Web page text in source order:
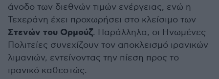
άνοδο των διεθνών τιμών ενέργειας, ενώ η
Τεχεράνη έχει προχωρήσει στο κλείσιμο των
Στενών του Ορμούζ. Παράλληλα, οι Ηνωμένες
Πολιτείες συνεχίζουν τον αποκλεισμό ιρανικών
λιμανιών, εντείνοντας την πίεση προς το
ιρανικό καθεστώς.